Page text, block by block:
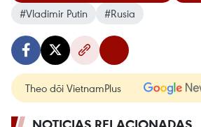
#Vladimir Putin
#Rusia
Theo dõi VietnamPlus